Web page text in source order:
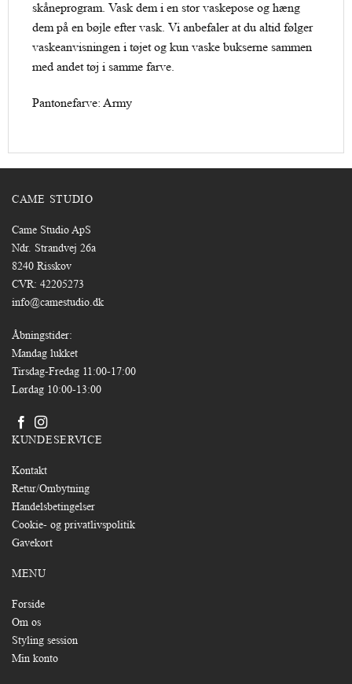
skåneprogram. Vask dem i en stor vaskepose og hæng
dem på en bøjle efter vask. Vi anbefaler at du altid følger
vaskeanvisningen i tøjet og kun vaske bukserne sammen
med andet tøj i samme farve.
Pantonefarve: Army
CAME STUDIO
Came Studio ApS
Ndr. Strandvej 26a
8240 Risskov
CVR: 42205273
info@camestudio.dk
Åbningstider:
Mandag lukket
Tirsdag-Fredag 11:00-17:00
Lørdag 10:00-13:00
KUNDESERVICE
Kontakt
Retur/Ombytning
Handelsbetingelser
Cookie- og privatlivspolitik
Gavekort
MENU
Forside
Om os
Styling session
Min konto